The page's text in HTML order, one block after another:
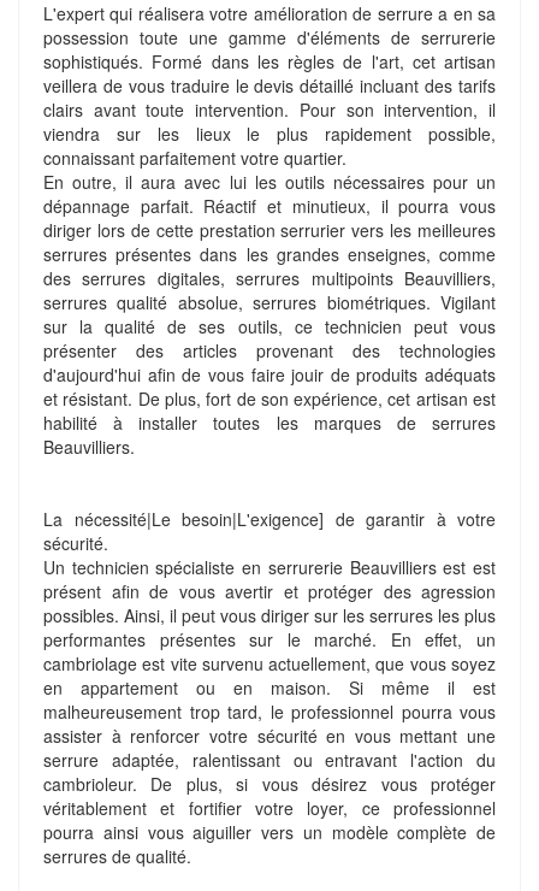
L'expert qui réalisera votre amélioration de serrure a en sa
possession toute une gamme d'éléments de serrurerie
sophistiqués. Formé dans les règles de l'art, cet artisan
veillera de vous traduire le devis détaillé incluant des tarifs
clairs avant toute intervention. Pour son intervention, il
viendra sur les lieux le plus rapidement possible,
connaissant parfaitement votre quartier.
En outre, il aura avec lui les outils nécessaires pour un
dépannage parfait. Réactif et minutieux, il pourra vous
diriger lors de cette prestation serrurier vers les meilleures
serrures présentes dans les grandes enseignes, comme
des serrures digitales, serrures multipoints Beauvilliers,
serrures qualité absolue, serrures biométriques. Vigilant
sur la qualité de ses outils, ce technicien peut vous
présenter des articles provenant des technologies
d'aujourd'hui afin de vous faire jouir de produits adéquats
et résistant. De plus, fort de son expérience, cet artisan est
habilité à installer toutes les marques de serrures
Beauvilliers.
La nécessité|Le besoin|L'exigence] de garantir à votre
sécurité.
Un technicien spécialiste en serrurerie Beauvilliers est est
présent afin de vous avertir et protéger des agression
possibles. Ainsi, il peut vous diriger sur les serrures les plus
performantes présentes sur le marché. En effet, un
cambriolage est vite survenu actuellement, que vous soyez
en appartement ou en maison. Si même il est
malheureusement trop tard, le professionnel pourra vous
assister à renforcer votre sécurité en vous mettant une
serrure adaptée, ralentissant ou entravant l'action du
cambrioleur. De plus, si vous désirez vous protéger
véritablement et fortifier votre loyer, ce professionnel
pourra ainsi vous aiguiller vers un modèle complète de
serrures de qualité.